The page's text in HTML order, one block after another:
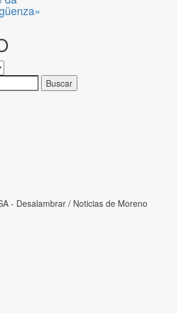
- Desalambrar / Noticias de Moreno